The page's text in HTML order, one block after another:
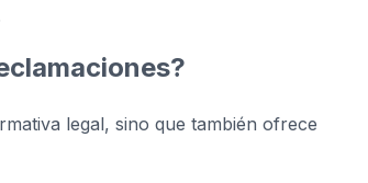
legal, sino que también ofrece